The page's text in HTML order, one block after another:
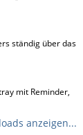
ständig über das
mit Reminder,
anzeigen...